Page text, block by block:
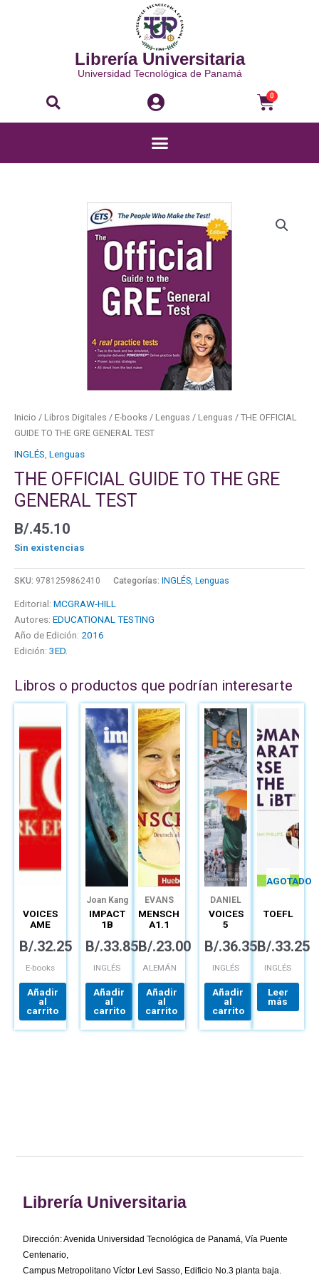
Librería Universitaria
Universidad Tecnológica de Panamá
Buscar 0
Menú
Inicio / Libros Digitales / E-books / Lenguas / Lenguas / THE OFFICIAL
GUIDE TO THE GRE GENERAL TEST
INGLÉS, Lenguas
THE OFFICIAL GUIDE TO THE GRE
GENERAL TEST
B/.45.10
Sin existencias
SKU: 9781259862410 Categorías: INGLÉS, Lenguas
Editorial: MCGRAW-HILL
Autores: EDUCATIONAL TESTING
Año de Edición: 2016
Edición: 3ED.
Libros o productos que podrían interesarte
VOICES
AME
EPIN 3B
DIGITAL
B/.32.25
E-books
Añadir
al
carrito
Joan Kang
ShinJoAnn
Crandall
IMPACT
1B
SPLIT
B/.33.85
INGLÉS
Añadir
al
carrito
EVANS
MENSCHEN
A1.1
B/.23.00
ALEMÁN
Añadir
al
carrito
DANIEL
BARBERLEWIS
LANSFORD
VOICES
5
SPLIT A
B/.36.35
INGLÉS
Añadir
al
carrito
AGOTADO
TOEFL
B/.33.25
INGLÉS
Leer
más
Librería Universitaria
Dirección: Avenida Universidad Tecnológica de Panamá, Vía Puente
Centenario,
Campus Metropolitano Víctor Levi Sasso, Edificio No.3 planta baja.